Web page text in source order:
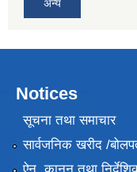
अन्य
Notices
सूचना तथा समाचार
सार्वजनिक खरीद /